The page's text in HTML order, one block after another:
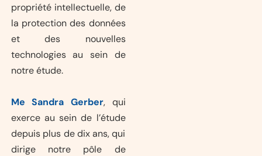
propriété intellectuelle, de
la protection des données
et des nouvelles
technologies au sein de
notre étude.
Me Sandra Gerber, qui
exerce au sein de l’étude
depuis plus de dix ans, qui
dirige notre pôle de